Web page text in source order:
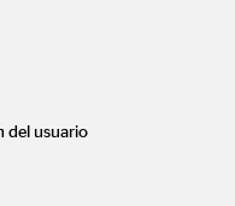
de la página web:
y todos los
la misma (en
como el “Web de
de él se puedan
se detallan en este
del usuario